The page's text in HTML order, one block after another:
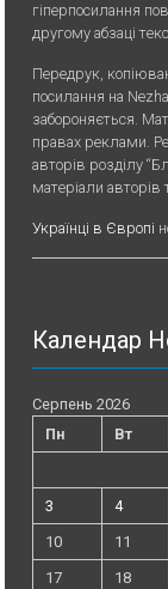
гіперпосилання
другому абзаці
Передрук,
посилання на
забороняється.
правах реклами.
авторів розділу
матеріали авторів
Українці в Європі
Календар
Серпень 2026
Пн
Вт
3
4
10
11
17
18